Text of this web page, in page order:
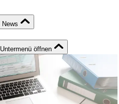
News
Untermenü öffnen